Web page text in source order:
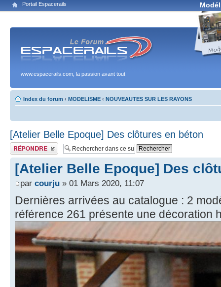
Portail Espacerails
www.espacerails.com, la passion avant tout
Index du forum ‹ MODELISME ‹ NOUVEAUTES SUR LES RAYONS
[Atelier Belle Epoque] Des clôtures en béton
Publier une réponse
[Atelier Belle Epoque] Des
par courju » 01 Mars 2020, 11:07
Dernières arrivées au catalogue : 2
référence 261 présente une décoration